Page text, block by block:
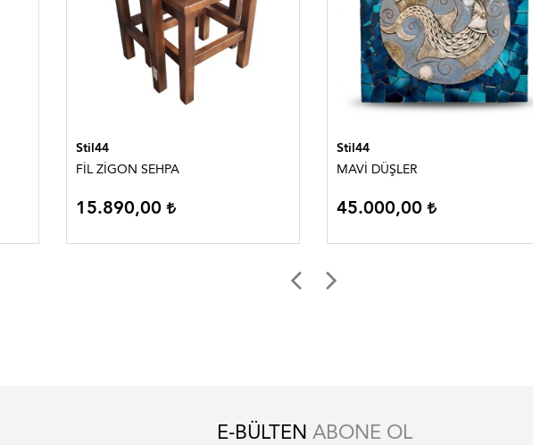
Stil44
FİL ZİGON SEHPA
15.890,00
Stil44
MAVİ DÜŞLER
45.000,00
E-BÜLTEN ABONE OL